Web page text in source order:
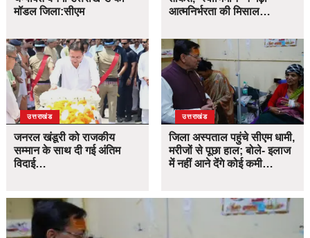
मॉडल जिला:सीएम
उत्तराखंड
जनरल खंडूरी को राजकीय
सम्मान के साथ दी गई अंतिम
विदाई…
आत्मनिर्भरता की मिसाल…
उत्तराखंड
जिला अस्पताल पहुंचे सीएम धामी,
मरीजों से पूछा हाल; बोले- इलाज
में नहीं आने देंगे कोई कमी…